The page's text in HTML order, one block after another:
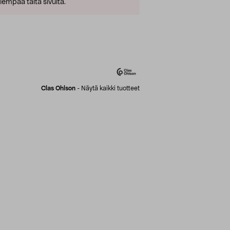
tältä sivulta.
Clas Ohlson - Näytä kaikki tuotteet